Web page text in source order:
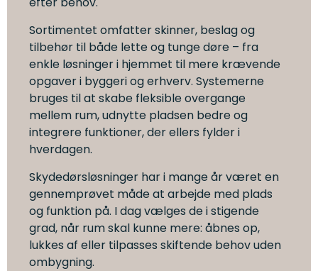
Sortimentet omfatter skinner, beslag og
tilbehør til både lette og tunge døre – fra
enkle løsninger i hjemmet til mere krævende
opgaver i byggeri og erhverv. Systemerne
bruges til at skabe fleksible overgange
mellem rum, udnytte pladsen bedre og
integrere funktioner, der ellers fylder i
hverdagen.
Skydedørsløsninger har i mange år været en
gennemprøvet måde at arbejde med plads
og funktion på. I dag vælges de i stigende
grad, når rum skal kunne mere: åbnes op,
lukkes af eller tilpasses skiftende behov uden
ombygning.